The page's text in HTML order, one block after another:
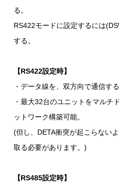
る。
RS422モードに設定するには
する。
【RS422設定時】
・データ線を、双方向で通信す
・最大32台のユニットをマルチ
ットワーク構築可能。
(但し、DETA衝突が起こらない
取る必要があります。)
【RS485設定時】